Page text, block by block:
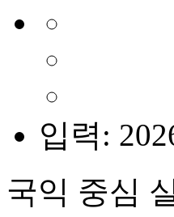
입력:
국익 중심